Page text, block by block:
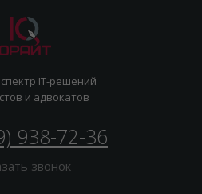
938-72-36
IT-решений
и адвокатов
звонок